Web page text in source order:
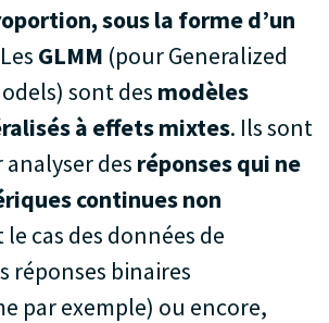
sous la forme d’un
GLMM (pour Generalized
sont des modèles
à effets mixtes. Ils sont
des réponses qui ne
continues non
le cas des données de
réponses binaires
par exemple) ou encore,